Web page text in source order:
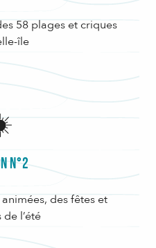
58 plages et criques
île
n°2
des fêtes et
l’été